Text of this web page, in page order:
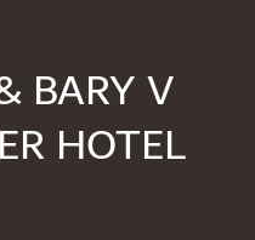
BARY V
HOTEL